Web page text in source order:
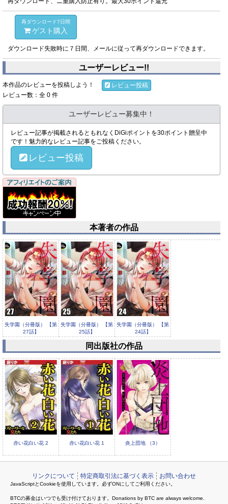
再ダウンロード7日間
ゲスト購入
ダウンロード失敗時に７日間、メールに従って再ダウンロードできます。
ユーザーレビュー!!
本作品のレビューを投稿しよう！
レビュー投稿
レビュー数：全 0 件
ユーザーレビュー募集中！
レビュー記事が掲載されるともれなくDiGiポイントを30ポイント贈呈中
です！魅力的なレビュー記事をご投稿ください。
レビュー投稿
本著者の作品
失学園（分冊版） 【第
27話】
失学園（分冊版） 【第
25話】
失学園（分冊版） 【第
24話】
失学園（分冊版） 【第
23話】
同出版社の作品
赤い花白い花 2 赤い花白い花 1 炎上団地 （3）
リンクについて 特定商取引法に基づく表示 お問い合わせ
JavaScriptとCookieを使用しています。必ずONにしてご利用ください。
BTCの募金はいつでも受け付けております。Donations by BTC are always welcome.